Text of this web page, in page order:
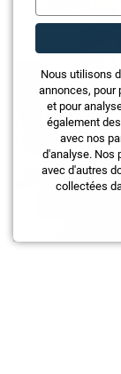
Nous utilisons
annonces, pour
et pour
également
avec nos
d'analyse. Nos
avec d'autres
collectées